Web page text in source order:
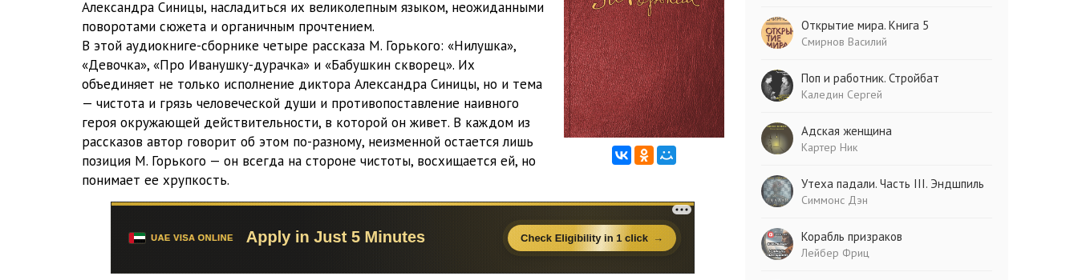
Александра Синицы, насладиться их великолепным языком, неожиданными
поворотами сюжета и органичным прочтением.
В этой аудиокниге-сборнике четыре рассказа М. Горького: «Нилушка»,
«Девочка», «Про Иванушку-дурачка» и «Бабушкин скворец». Их
объединяет не только исполнение диктора Александра Синицы, но и тема
— чистота и грязь человеческой души и противопоставление наивного
героя окружающей действительности, в которой он живет. В каждом из
рассказов автор говорит об этом по-разному, неизменной остается лишь
позиция М. Горького — он всегда на стороне чистоты, восхищается ей, но
понимает ее хрупкость.
Открытие мира. Книга 5
Смирнов Василий
Поп и работник. Стройбат
Каледин Сергей
Адская женщина
Картер Ник
Утеха падали. Часть III. Эндшпиль
Симмонс Дэн
Корабль призраков
Лейбер Фриц